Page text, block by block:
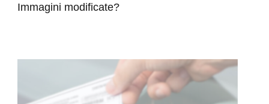
Immagini modificate?